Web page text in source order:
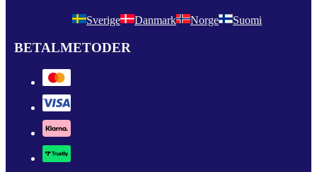
Sverige Danmark Norge Suomi
BETALMETODER